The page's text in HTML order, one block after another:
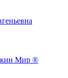
Мир ®